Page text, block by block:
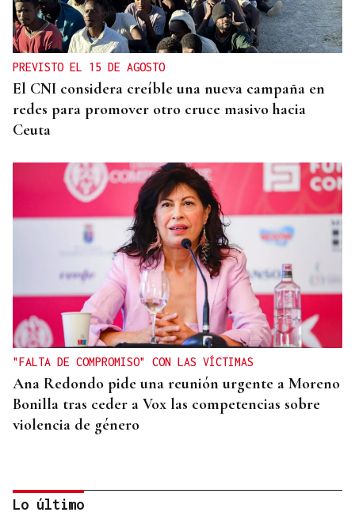
PREVISTO EL 15 DE AGOSTO
El CNI considera creíble una nueva campaña en
redes para promover otro cruce masivo hacia
Ceuta
"FALTA DE COMPROMISO" CON LAS VÍCTIMAS
Ana Redondo pide una reunión urgente a Moreno
Bonilla tras ceder a Vox las competencias sobre
violencia de género
Lo último